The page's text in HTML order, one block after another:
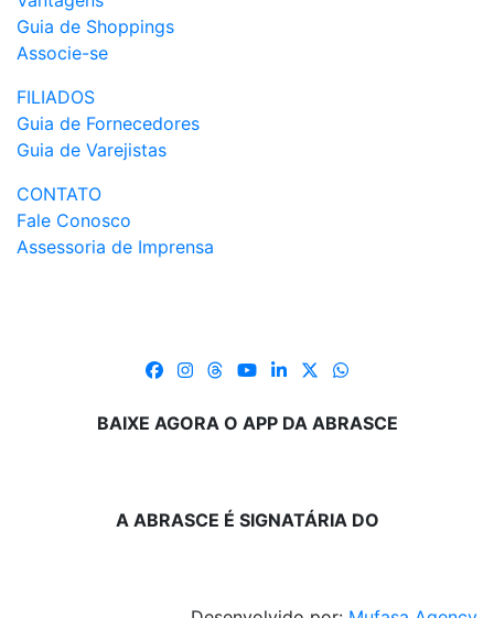
Guia de Shoppings
Associe-se
FILIADOS
Guia de Fornecedores
Guia de Varejistas
CONTATO
Fale Conosco
Assessoria de Imprensa
BAIXE AGORA O APP DA ABRASCE
A ABRASCE É SIGNATÁRIA DO